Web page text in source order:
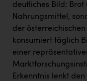
Dopgas
kunden basics
kontakt
deutliches Bild:
Nahrungsmittel,
der
konsumiert täglich
einer
Erkenntnis lenkt